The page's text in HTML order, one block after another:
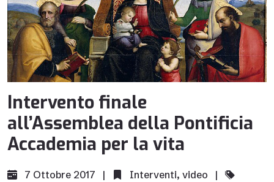
Intervento finale
all’Assemblea della Pontificia
Accademia per la vita
7 Ottobre 2017 | Interventi, video |